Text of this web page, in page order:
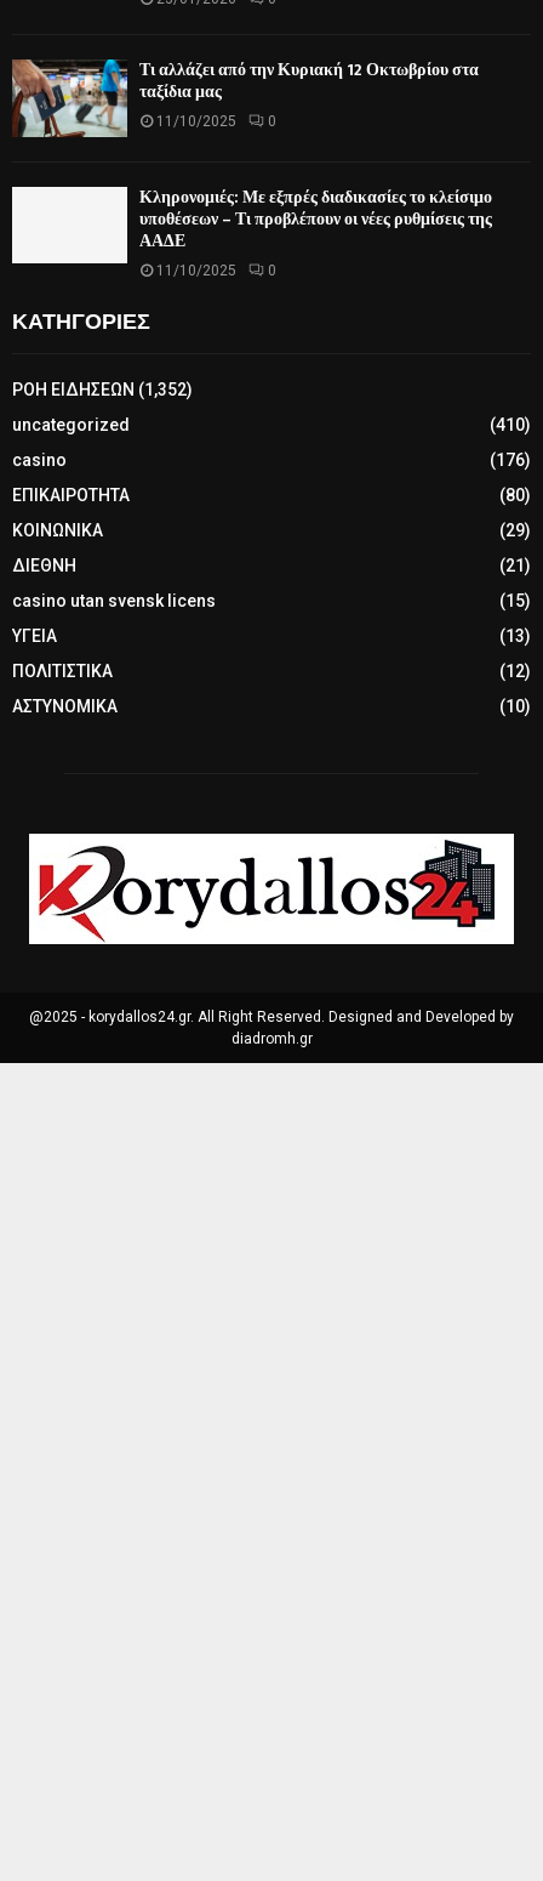
Τι αλλάζει από την Κυριακή 12 Οκτωβρίου στα
ταξίδια μας
11/10/2025 0
Κληρονομιές: Με εξπρές διαδικασίες το κλείσιμο
υποθέσεων – Τι προβλέπουν οι νέες ρυθμίσεις της
ΑΑΔΕ
11/10/2025 0
ΚΑΤΗΓΟΡΙΕΣ
ΡΟΗ ΕΙΔΗΣΕΩΝ (1,352)
uncategorized
(410)
casino
(176)
ΕΠΙΚΑΙΡΟΤΗΤΑ
(80)
ΚΟΙΝΩΝΙΚΑ
(29)
ΔΙΕΘΝΗ
(21)
casino utan svensk licens
(15)
ΥΓΕΙΑ
(13)
ΠΟΛΙΤΙΣΤΙΚΑ
(12)
ΑΣΤΥΝΟΜΙΚΑ
(10)
@2025 - korydallos24.gr. All Right Reserved. Designed and Developed by
diadromh.gr